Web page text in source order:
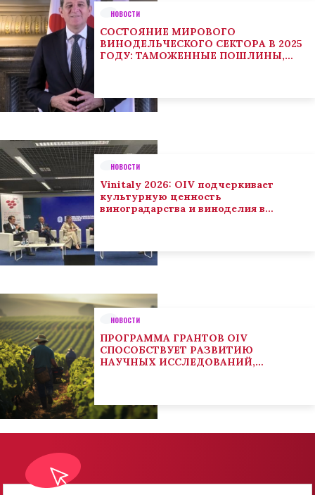
НОВОСТИ
СОСТОЯНИЕ МИРОВОГО
ВИНОДЕЛЬЧЕСКОГО СЕКТОРА В 2025
ГОДУ: ТАМОЖЕННЫЕ ПОШЛИНЫ,
НОВОСТИ
Vinitaly 2026: OIV подчеркивает
культурную ценность
виноградарства и виноделия в
НОВОСТИ
ПРОГРАММА ГРАНТОВ OIV
СПОСОБСТВУЕТ РАЗВИТИЮ
НАУЧНЫХ ИССЛЕДОВАНИЙ,